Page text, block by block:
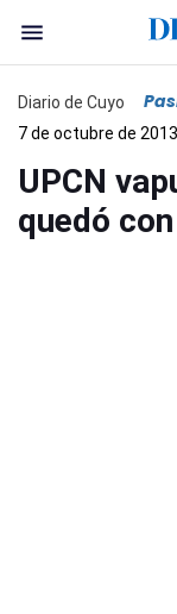
Diario de Cuyo
7 de octubre de
UPCN
quedó